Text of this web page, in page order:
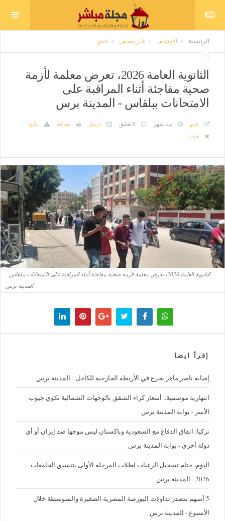
الرئيسية الارشيف غير مصنف فيتو
الثانوية العامة 2026، تعرض معلمة لأزمة
صحية مفاجئة أثناء المراقبة على
الامتحانات ببلقاس - المدينة برس
فيتو منذ شهر 0 تعليق ارسل طباعة
تبليغ
حذف
الثانوية العامة 2026، تعرض معلمة لأزمة صحية مفاجئة أثناء المراقبة على الامتحانات ببلقاس -
المدينة برس
إقرأ ايضا
إصابة ناصر ماهر بجزع في الأربطة الخارجية للكاحل - المدينة برس
‪انتهازية موسمية.. أسعار كراء الشقق بالوجهات الشمالية تكوي جيوب
الأسر - بوابة المدينة برس
تركيا: اتفاق الدفاع مع السعودية وباكستان ليس موجها ضد إيران أو أي
دولة أخرى - بوابة المدينة برس
اليوم، ختام تسجيل الرغبات لطلاب المرحلة الأولى بتنسيق الجامعات
2026 - المدينة برس
5 أسهم تتصدر تداولات البورصة المصرية الصغيرة والمتوسطة خلال
الأسبوع - المدينة برس